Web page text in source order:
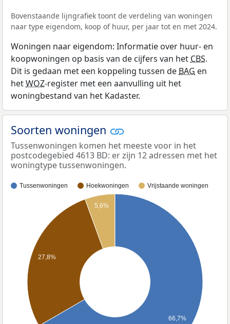
Bovenstaande lijngrafiek toont de verdeling van woningen
naar type eigendom, koop of huur, per jaar tot en met 2024.
Woningen naar eigendom: Informatie over huur- en
koopwoningen op basis van de cijfers van het CBS.
Dit is gedaan met een koppeling tussen de BAG en
hetWOZ-register met een aanvulling uit het
woningbestand van het Kadaster.
Soorten woningen
Tussenwoningen komen het meeste voor in het
postcodegebied 4613 BD: er zijn 12 adressen met het
woningtype tussenwoningen.
Tussenwoningen Hoekwoningen Vrijstaande woningen
5,6%
27,8%
66,7%